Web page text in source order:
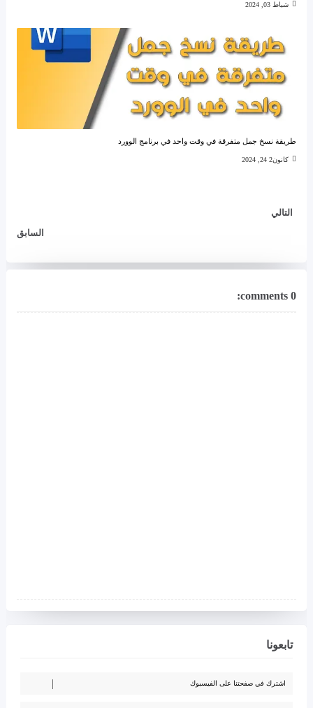
شباط 03, 2024
طريقة نسخ جمل متفرقة في وقت واحد في برنامج الوورد
كانون2 24, 2024
التالي
السابق
0 comments:
تابعونا
اشترك في صفحتنا على الفيسبوك